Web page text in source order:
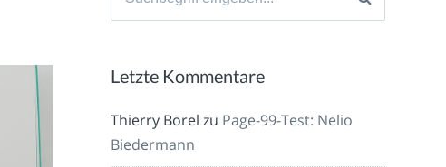
Letzte Kommentare
Thierry Borel zu Page-99-Test: Nelio
Biedermann